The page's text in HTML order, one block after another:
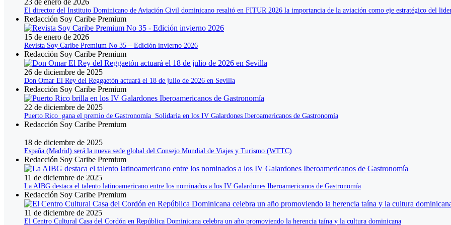
El director del Instituto Dominicano de Aviación Civil dominicano resaltó en FITUR 2026 la importancia de la aviación como eje estratégico del
Redacción Soy Caribe Premium
15 de enero de 2026
Revista Soy Caribe Premium No 35 – Edición invierno 2026
Redacción Soy Caribe Premium
26 de diciembre de 2025
Don Omar El Rey del Reggaetón actuará el 18 de julio de 2026 en Sevilla
Redacción Soy Caribe Premium
22 de diciembre de 2025
Puerto Rico gana el premio de Gastronomía Solidaria en los IV Galardones Iberoamericanos de Gastronomía
Redacción Soy Caribe Premium
18 de diciembre de 2025
España (Madrid) será la nueva sede global del Consejo Mundial de Viajes y Turismo (WTTC)
Redacción Soy Caribe Premium
11 de diciembre de 2025
La AIBG destaca el talento latinoamericano entre los nominados a los IV Galardones Iberoamericanos de Gastronomía
Redacción Soy Caribe Premium
11 de diciembre de 2025
El Centro Cultural Casa del Cordón en República Dominicana celebra un año promoviendo la herencia taína y la cultura dominicana